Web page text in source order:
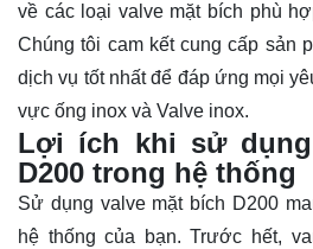
về các loại valve mặt bích phù
Chúng tôi cam kết cung cấp sản
dịch vụ tốt nhất để đáp ứng mọi
vực ống inox và Valve inox.
Lợi ích khi sử
D200 trong hệ thống
Sử dụng valve mặt bích D200
hệ thống của bạn. Trước hết,